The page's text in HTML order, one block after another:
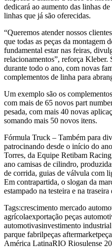
dedicará ao aumento das linhas
linhas que já são oferecidas.
“Queremos atender nossos
que todas as peças da montagem
fundamental estar nas feiras,
relacionamentos”, reforça Kleber.
durante todo o ano, com novas
complementos de linha para
Um exemplo são os
com mais de 65 novos part
pesada, com mais 40 novas
somando mais 50 novos itens.
Fórmula Truck – Também para
patrocinando desde o início do
Torres, da Equipe Retibam
ano camisas de cilindro,
de corrida, guias de válvula com
Em contrapartida, o slogan da
estampado na testeira e na
Tags:crescimento mercado
agrícolaexportação peças
automotivasinvestimento
parque fabrilpeças aftermarket
América LatinaRIO Riosulense